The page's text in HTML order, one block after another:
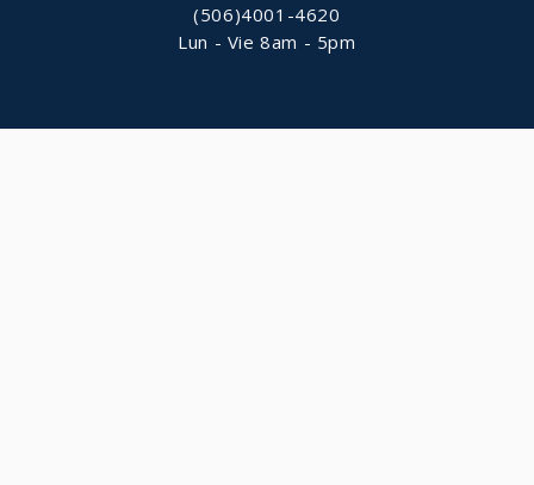
(506)4001-4620
Lun - Vie 8am - 5pm